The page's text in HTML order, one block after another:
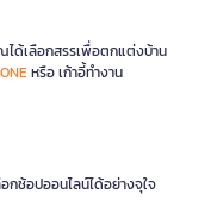
ด้เลือกสรรเพื่อตกแต่งบ้าน
ONEหรือ เก้าอี้ทำงาน
กช้อปออนไลน์ได้อย่างจุใจ